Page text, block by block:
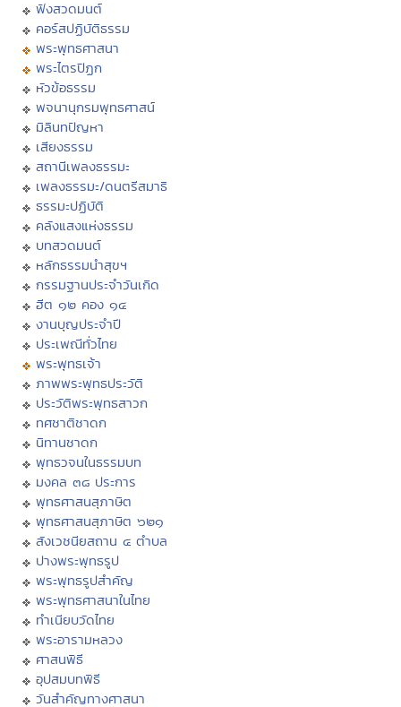
ฟังสวดมนต์
คอร์สปฏิบัติธรรม
พระพุทธศาสนา
พระไตรปิฏก
หัวข้อธรรม
พจนานุกรมพุทธศาสน์
มิลินทปัญหา
เสียงธรรม
สถานีเพลงธรรมะ
เพลงธรรมะ/ดนตรีสมาธิ
ธรรมะปฏิบัติ
คลังแสงแห่งธรรม
บทสวดมนต์
หลักธรรมนำสุขฯ
กรรมฐานประจำวันเกิด
ฮีต ๑๒ คอง ๑๔
งานบุญประจำปี
ประเพณีทั่วไทย
พระพุทธเจ้า
ภาพพระพุทธประวัติ
ประวัติพระพุทธสาวก
ทศชาติชาดก
นิทานชาดก
พุทธวจนในธรรมบท
มงคล ๓๘ ประการ
พุทธศาสนสุภาษิต
พุทธศาสนสุภาษิต ๖๒๑
สังเวชนียสถาน ๔ ตำบล
ปางพระพุทธรูป
พระพุทธรูปสำคัญ
พระพุทธศาสนาในไทย
ทำเนียบวัดไทย
พระอารามหลวง
ศาสนพิธี
อุปสมบทพิธี
วันสำคัญทางศาสนา